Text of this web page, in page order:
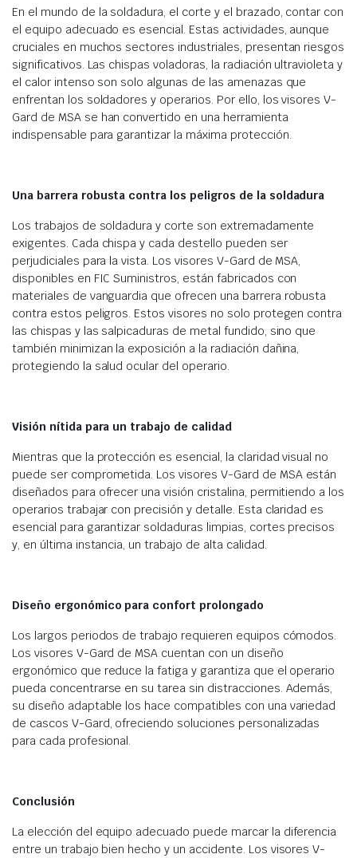
En el mundo de la soldadura, el corte y el brazado, contar con
el equipo adecuado es esencial. Estas actividades, aunque
cruciales en muchos sectores industriales, presentan riesgos
significativos. Las chispas voladoras, la radiación ultravioleta y
el calor intenso son solo algunas de las amenazas que
enfrentan los soldadores y operarios. Por ello, los visores V-
Gard de MSA se han convertido en una herramienta
indispensable para garantizar la máxima protección.
Una barrera robusta contra los peligros de la soldadura
Los trabajos de soldadura y corte son extremadamente
exigentes. Cada chispa y cada destello pueden ser
perjudiciales para la vista. Los visores V-Gard de MSA,
disponibles en FIC Suministros, están fabricados con
materiales de vanguardia que ofrecen una barrera robusta
contra estos peligros. Estos visores no solo protegen contra
las chispas y las salpicaduras de metal fundido, sino que
también minimizan la exposición a la radiación dañina,
protegiendo la salud ocular del operario.
Visión nítida para un trabajo de calidad
Mientras que la protección es esencial, la claridad visual no
puede ser comprometida. Los visores V-Gard de MSA están
diseñados para ofrecer una visión cristalina, permitiendo a los
operarios trabajar con precisión y detalle. Esta claridad es
esencial para garantizar soldaduras limpias, cortes precisos
y, en última instancia, un trabajo de alta calidad.
Diseño ergonómico para confort prolongado
Los largos periodos de trabajo requieren equipos cómodos.
Los visores V-Gard de MSA cuentan con un diseño
ergonómico que reduce la fatiga y garantiza que el operario
pueda concentrarse en su tarea sin distracciones. Además,
su diseño adaptable los hace compatibles con una variedad
de cascos V-Gard, ofreciendo soluciones personalizadas
para cada profesional.
Conclusión
La elección del equipo adecuado puede marcar la diferencia
entre un trabajo bien hecho y un accidente. Los visores V-